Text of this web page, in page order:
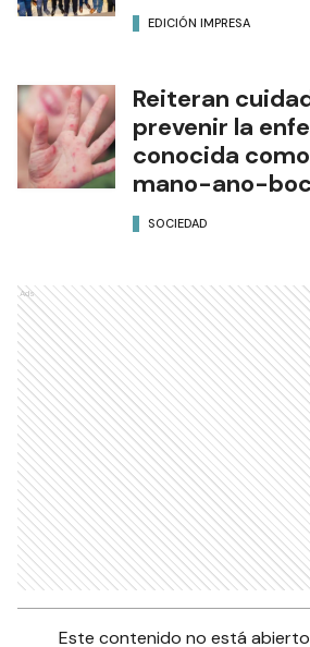
EDICIÓN IMPRESA
Reiteran
prevenir la
conocida
mano-ano-
SOCIEDAD
Ads
Este contenido no está